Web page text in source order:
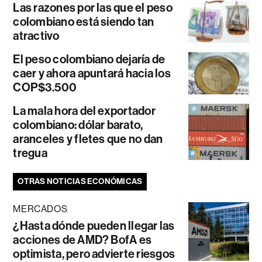
Las razones por las que el peso
colombiano está siendo tan
atractivo
El peso colombiano dejaría de
caer y ahora apuntará hacia los
COP$3.500
La mala hora del exportador
colombiano: dólar barato,
aranceles y fletes que no dan
tregua
OTRAS NOTICIAS ECONÓMICAS
MERCADOS
¿Hasta dónde pueden llegar las
acciones de AMD? BofA es
optimista, pero advierte riesgos